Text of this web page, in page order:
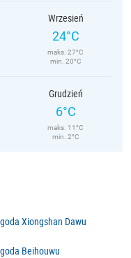
Wrzesień
24°C
maks. 27°C
min. 20°C
Grudzień
6°C
maks. 11°C
min. 2°C
Xiongshan Dawu
Beihouwu